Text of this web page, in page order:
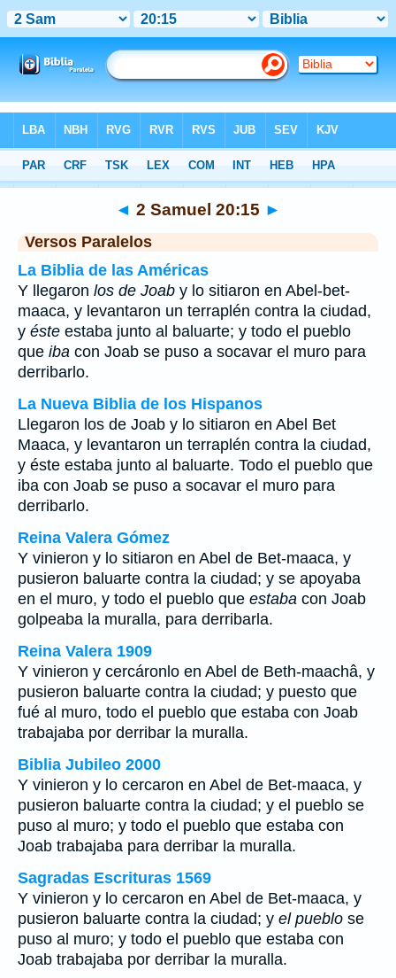
>2 Samuel Capítulo 20 > Verso 15
◄ 2 Samuel 20:15 ►
Versos Paralelos
La Biblia de las Américas
Y llegaron los de Joab y lo sitiaron en Abel-bet-
maaca, y levantaron un terraplén contra la ciudad,
y éste estaba junto al baluarte; y todo el pueblo
que iba con Joab se puso a socavar el muro para
derribarlo.
La Nueva Biblia de los Hispanos
Llegaron los de Joab y lo sitiaron en Abel Bet
Maaca, y levantaron un terraplén contra la ciudad,
y éste estaba junto al baluarte. Todo el pueblo que
iba con Joab se puso a socavar el muro para
derribarlo.
Reina Valera Gómez
Y vinieron y lo sitiaron en Abel de Bet-maaca, y
pusieron baluarte contra la ciudad; y se apoyaba
en el muro, y todo el pueblo que estaba con Joab
golpeaba la muralla, para derribarla.
Reina Valera 1909
Y vinieron y cercáronlo en Abel de Beth-maachâ, y
pusieron baluarte contra la ciudad; y puesto que
fué al muro, todo el pueblo que estaba con Joab
trabajaba por derribar la muralla.
Biblia Jubileo 2000
Y vinieron y lo cercaron en Abel de Bet-maaca, y
pusieron baluarte contra la ciudad; y el pueblo se
puso al muro; y todo el pueblo que estaba con
Joab trabajaba para derribar la muralla.
Sagradas Escrituras 1569
Y vinieron y lo cercaron en Abel de Bet-maaca, y
pusieron baluarte contra la ciudad; y el pueblo se
puso al muro; y todo el pueblo que estaba con
Joab trabajaba por derribar la muralla.